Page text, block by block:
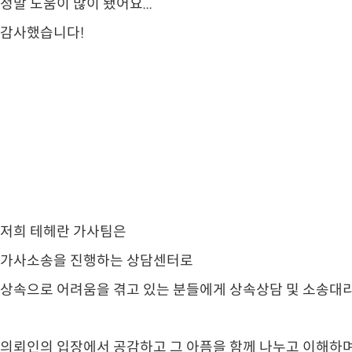
정말 도움이 많이 됐어요...
감사했습니다!
저희 테헤란 가사팀은
가사소송을 진행하는 상담센터로
상속으로 어려움을 겪고 있는 분들에게 상속상담 및 소송대
의뢰인의 입장에서 공감하고 그 아픔을 함께 나누고 이해하